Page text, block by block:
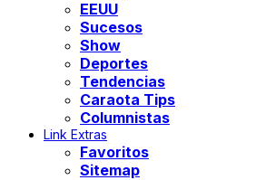
EEUU
Sucesos
Show
Deportes
Tendencias
Caraota Tips
Columnistas
Link Extras
Favoritos
Sitemap